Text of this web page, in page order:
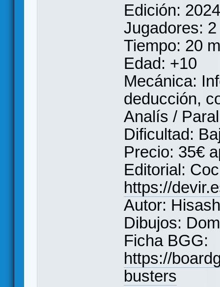
Edición: 2024
Jugadores:
Tiempo: 20
Edad: +10
Mecánica:
deducción,
Analís /
Dificultad:
Precio: 35€
Editorial:
https://
Autor:
Dibujos:
Ficha BGG:
https://
busters